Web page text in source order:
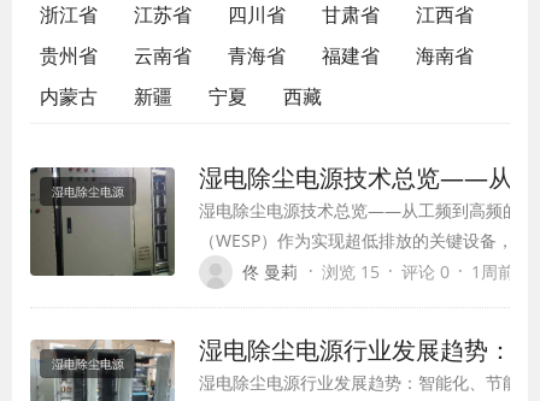
浙江省
江苏省 四川省 甘肃省
江西省
贵州省
云南省 青海省 福建省
海南省
内蒙古
新疆 宁夏 西藏
湿电除尘电源 湿电除尘电源技术总览——从工
湿电除尘电源技术总览——从工频到高频的演
（WESP）作为实现超低排放的关键设备，
经历了从工频到高频、从电压源到电流源的
佟 曼莉 · 浏览 15 · 评论 0 · 1周前
湿电除尘电源 湿电除尘电源行业发展趋势：
湿电除尘电源行业发展趋势：智能化、节能